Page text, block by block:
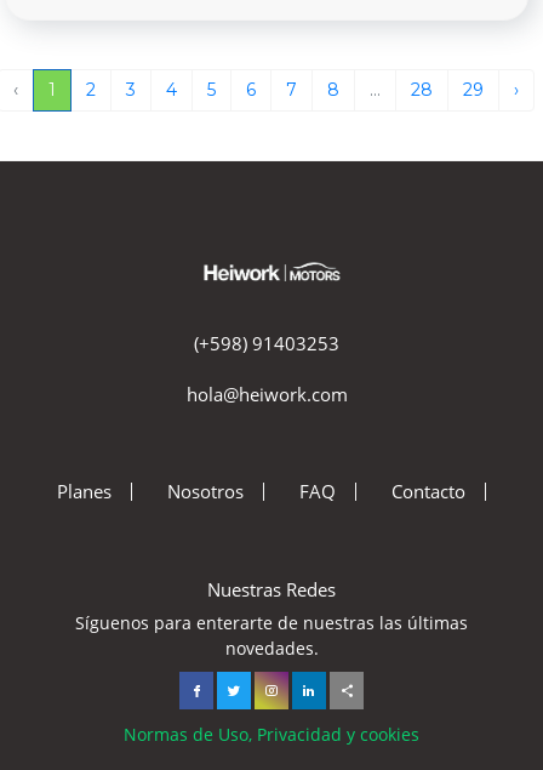
‹ 1 2 3 4 5 6 7 8 ... 28 29 ›
(+598) 91403253
hola@heiwork.com
Planes Nosotros FAQ Contacto
Nuestras Redes
Síguenos para enterarte de nuestras las últimas
novedades.
Normas de Uso, Privacidad y cookies